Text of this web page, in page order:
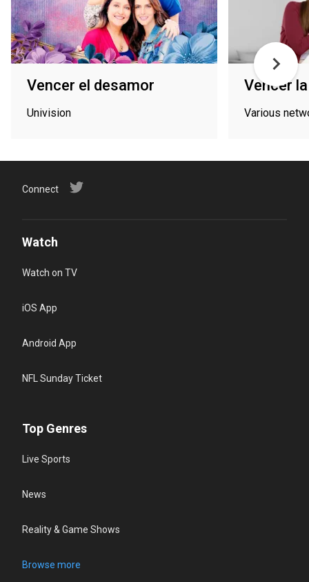
Vencer el desamor
Univision
Vencer
Various
Connect
Watch
Watch on TV
iOS App
Android App
NFL Sunday Ticket
Top Genres
Live Sports
News
Reality & Game Shows
Browse more